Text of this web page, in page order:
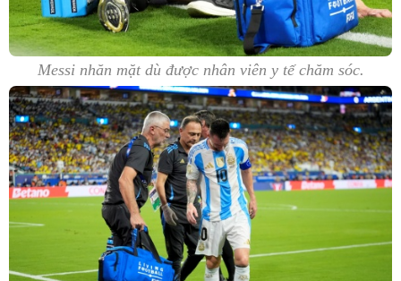
Messi nhăn mặt dù được nhân viên y tế chăm sóc.